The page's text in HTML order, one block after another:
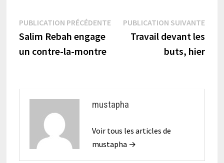
Navigation
de
PUBLICATION PRÉCÉDENTEPublication
précédente :
Salim Rebah engage
un contre-la-montre
PUBLICATION SUIVANTE
Travail devant les
buts, hier
mustapha
Voir tous les articles de
mustapha →